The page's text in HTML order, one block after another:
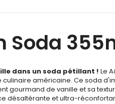
Soda
dans un soda pétillant ! Le
américaine. Ce soda
gourmand de vanille et sa
désaltérante et ultra-